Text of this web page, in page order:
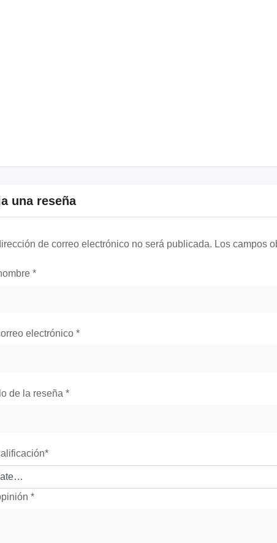
una reseña
de correo electrónico no será publicada. Los campos
*
electrónico *
de la reseña *
*
*